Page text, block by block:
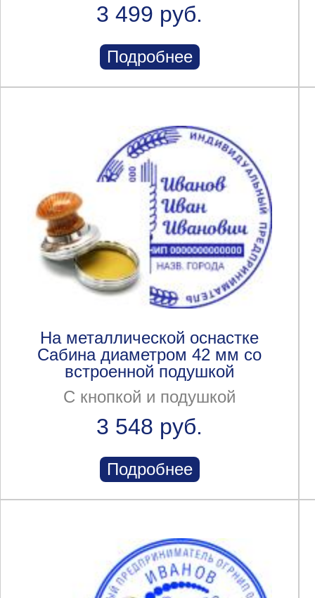
3 499 руб.
Подробнее
На металлической оснастке
Сабина диаметром 42 мм со
встроенной подушкой
С кнопкой и подушкой
3 548 руб.
Подробнее